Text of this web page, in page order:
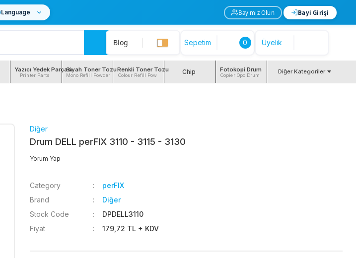
Language Bayimiz Olun Bayi Girişi
Blog Sepetim 0 Üyelik
Yazıcı Yedek Parçası
Printer Parts
Siyah Toner Tozu
Mono Refill Powder
Renkli Toner Tozu
Colour Refill Pow Chip Fotokopi Drum
Copier Opc Drum Diğer Kategoriler
Diğer
Drum DELL perFIX 3110 - 3115 - 3130
Yorum Yap
Category
perFIX
Brand
Diğer
Stock Code
DPDELL3110
Fiyat
179,72 TL + KDV